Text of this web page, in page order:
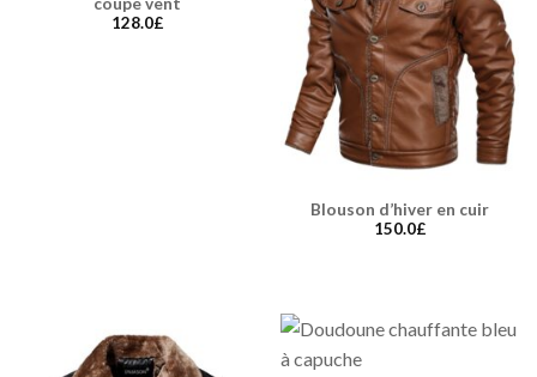
128.0£
Blouson d’hiver en cuir
150.0£